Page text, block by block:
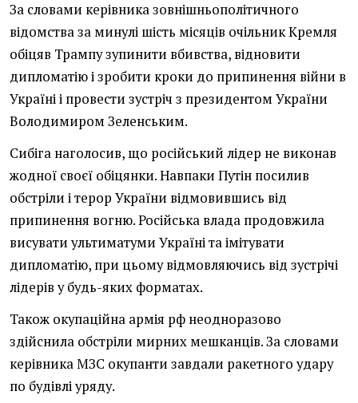
За словами керівника зовнішньополітичного
відомства за минулі шість місяців очільник Кремля
обіцяв Трампу зупинити вбивства, відновити
дипломатію і зробити кроки до припинення війни в
Україні і провести зустріч з президентом України
Володимиром Зеленським.
Сибіга наголосив, що російський лідер не виконав
жодної своєї обіцянки. Навпаки Путін посилив
обстріли і терор України відмовившись від
припинення вогню. Російська влада продовжила
висувати ультиматуми Україні та імітувати
дипломатію, при цьому відмовляючись від зустрічі
лідерів у будь-яких форматах.
Також окупаційна армія рф неодноразово
здійснила обстріли мирних мешканців. За словами
керівника МЗС окупанти завдали ракетного удару
по будівлі уряду.